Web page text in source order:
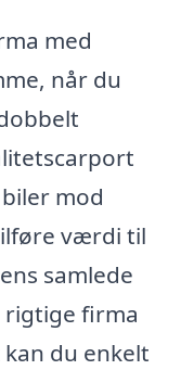
med
når du
mod
værdi til
samlede
rigtige firma
du enkelt